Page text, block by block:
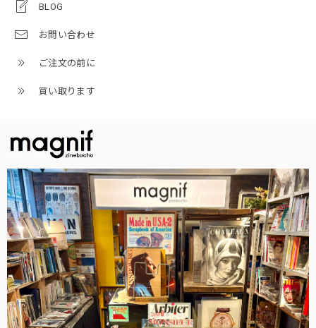
BLOG
お問い合わせ
ご注文の前に
買い取ります